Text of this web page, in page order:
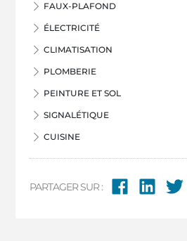
FAUX-PLAFOND
ÉLECTRICITÉ
CLIMATISATION
PLOMBERIE
PEINTURE ET SOL
SIGNALÉTIQUE
CUISINE
PARTAGER SUR :